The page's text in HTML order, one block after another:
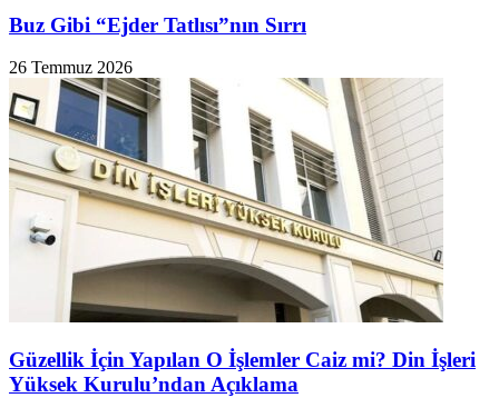
Buz Gibi “Ejder Tatlısı”nın Sırrı
26 Temmuz 2026
Güzellik İçin Yapılan O İşlemler Caiz mi? Din İşleri
Yüksek Kurulu’ndan Açıklama